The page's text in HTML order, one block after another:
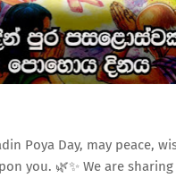
Poya Day, may peace,
you. 🌿✨ We are